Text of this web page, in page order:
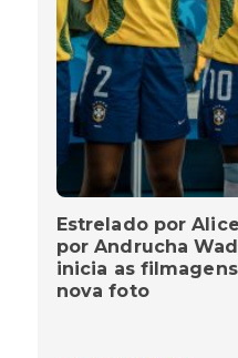
Estrelado por
por Andrucha
inicia as
nova foto